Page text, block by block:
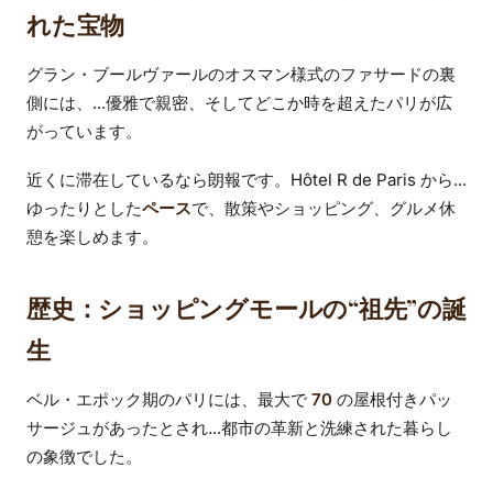
れた宝物
グラン・ブールヴァールのオスマン様式のファサードの裏
側には、...優雅で親密、そしてどこか時を超えたパリが広
がっています。
近くに滞在しているなら朗報です。Hôtel R de Paris から...
ゆったりとしたペースで、散策やショッピング、グルメ休
憩を楽しめます。
歴史：ショッピングモールの“祖先”の誕
生
ベル・エポック期のパリには、最大で 70 の屋根付きパッ
サージュがあったとされ...都市の革新と洗練された暮らし
の象徴でした。